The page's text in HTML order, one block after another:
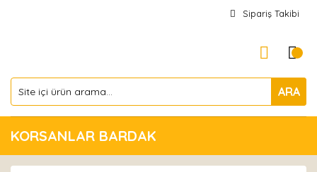
Sipariş Takibi
ARA
KORSANLAR BARDAK